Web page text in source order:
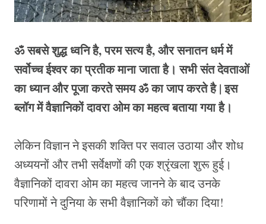
ॐ सबसे शुद्ध ध्वनि है, परम सत्य है, और सनातन धर्म में
सर्वोच्च ईश्वर का प्रतीक माना जाता है। सभी संत देवताओं
का ध्यान और पूजा करते समय ॐ का जाप करते है | इस
ब्लॉग में वैज्ञानिकों दावरा ओम का महत्व बताया गया है।
लेकिन विज्ञान ने इसकी शक्ति पर सवाल उठाया और शोध
अध्ययनों और तभी सर्वेक्षणों की एक श्रृंखला शुरू हुई।
वैज्ञानिकों दावरा ओम का महत्व जानने के बाद उनके
परिणामों ने दुनिया के सभी वैज्ञानिकों को चौंका दिया!